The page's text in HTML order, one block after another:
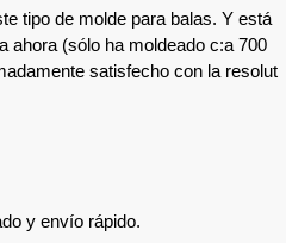
tipo de molde para balas. Y está
ahora (sólo ha moldeado c:a 700
satisfecho con la resolut
y envío rápido.